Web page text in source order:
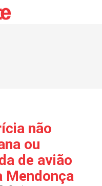
não
ou
de avião
Mendonça